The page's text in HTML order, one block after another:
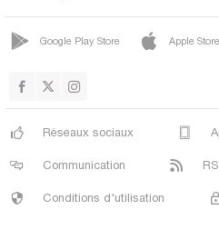
Kocaeli
Konya
Kütahya
Malatya
Manisa
Mardin
Mersin
Google Play Store Apple Store
Réseaux sociaux
Communication
Conditions d'utilisation